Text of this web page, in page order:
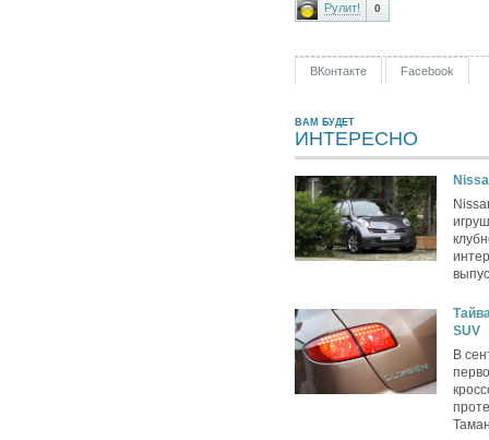
Рулит! 0
ВКонтакте Facebook
ВАМ БУДЕТ
ИНТЕРЕСНО
SUV
В